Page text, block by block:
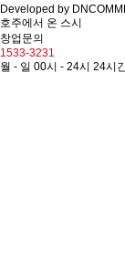
Developed by
호주에서 온 스시
창업문의
1533-3231
월 - 일 00시 - 24시 24시